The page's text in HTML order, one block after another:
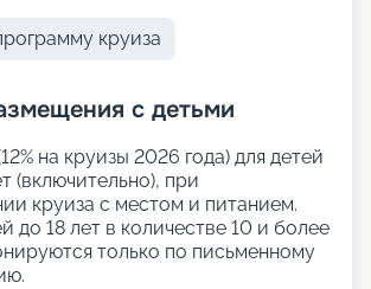
круиза
с детьми
на круизы 2026 года) для детей
(включительно), при
круиза с местом и питанием.
до 18 лет в количестве 10 и более
только по письменному